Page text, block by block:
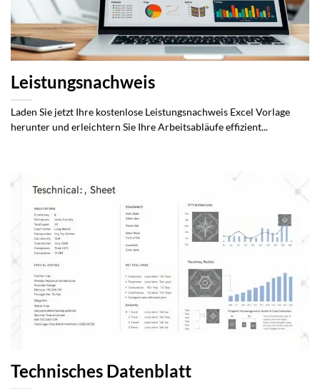
Leistungsnachweis
Laden Sie jetzt Ihre kostenlose Leistungsnachweis Excel Vorlage
herunter und erleichtern Sie Ihre Arbeitsabläufe effizient...
Technisches Datenblatt